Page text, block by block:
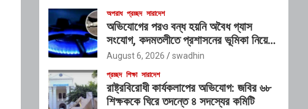
অপরাধ প্রচ্ছদ সারাদেশ
অভিযোগের পরও বন্ধ হয়নি অবৈধ গ্যাস
সংযোগ, কদমতলীতে প্রশাসনের ভূমিকা নিয়ে
প্রশ্ন
August 6, 2026 swadhin
প্রচ্ছদ শিক্ষা সারাদেশ
রাষ্ট্রবিরোধী কার্যকলাপের অভিযোগ: জবির ৬৮
শিক্ষককে ঘিরে তদন্তে ৪ সদস্যের কমিটি